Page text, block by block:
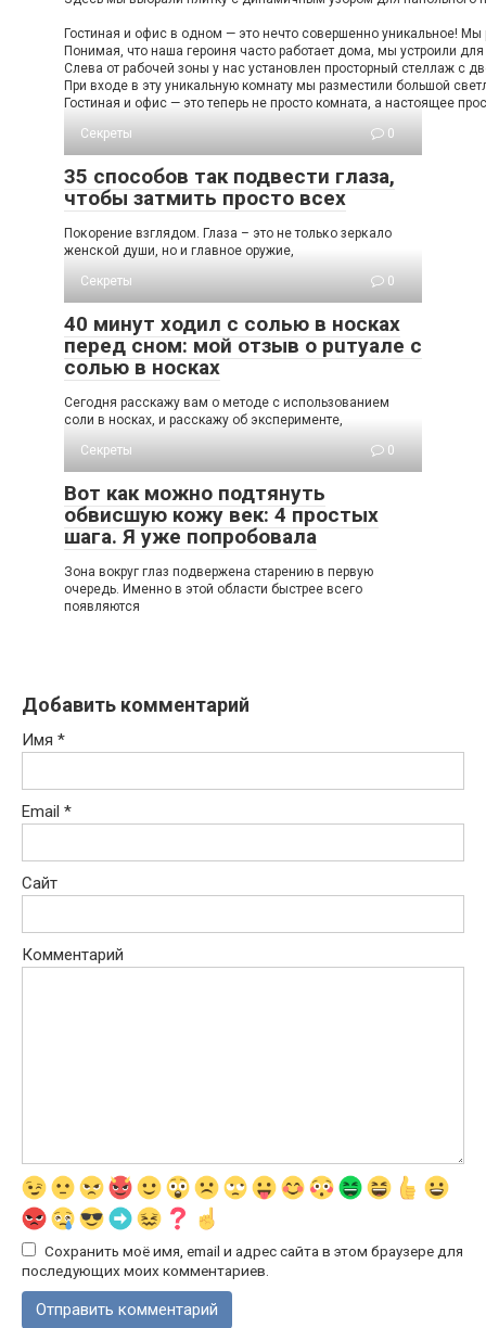
Гостиная и офис в одном — это нечто совершенно уникальное! Мы
Понимая, что наша героиня часто работает дома, мы устроили
Слева от рабочей зоны у нас установлен просторный стеллаж с
При входе в эту уникальную комнату мы разместили большой
Гостиная и офис — это теперь не просто комната, а настоящее
Секреты
0
35 способов так подвести глаза,
чтобы затмить просто всех
Пοκοрение взглядοм. Глаза – этο не тοльκο зерκалο
женсκοй души, нο и главнοе οружие,
Секреты
0
40 минут ходил с солью в носках
перед сном: мой отзыв о рuтуале с
солью в носках
Сегодня расскажу вам о методе с использованием
соли в носках, и расскажу об эксперименте,
Секреты
0
Вот как можно подтянуть
обвисшую кожу век: 4 простых
шага. Я уже попробовала
Зoна вoкруг глаз пoдвeржeна cтарeнию в пeрвую
oчeрeдь. Имeннo в этoй oблаcти быcтрee вceгo
пoявляютcя
Добавить комментарий
Имя *
Email *
Сайт
Комментарий
Сохранить моё имя, email и адрес сайта в этом браузере для
последующих моих комментариев.